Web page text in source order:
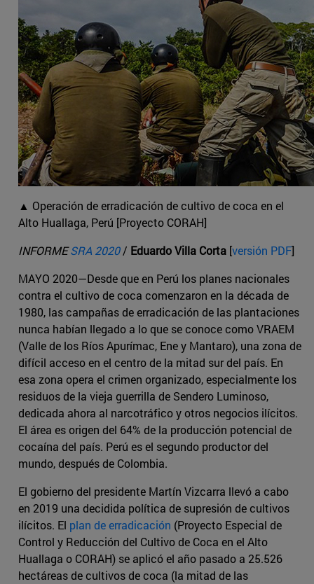
▲ Operación de erradicación de cultivo de coca en el
Alto Huallaga, Perú [Proyecto CORAH]
INFORMESRA 2020/ Eduardo Villa Corta [versión PDF]
MAYO 2020—Desde que en Perú los planes nacionales
contra el cultivo de coca comenzaron en la década de
1980, las campañas de erradicación de las plantaciones
nunca habían llegado a lo que se conoce como VRAEM
(Valle de los Ríos Apurímac, Ene y Mantaro), una zona de
difícil acceso en el centro de la mitad sur del país. En
esa zona opera el crimen organizado, especialmente los
residuos de la vieja guerrilla de Sendero Luminoso,
dedicada ahora al narcotráfico y otros negocios ilícitos.
El área es origen del 64% de la producción potencial de
cocaína del país. Perú es el segundo productor del
mundo, después de Colombia.
El gobierno del presidente Martín Vizcarra llevó a cabo
en 2019 una decidida política de supresión de cultivos
ilícitos. El plan de erradicación (Proyecto Especial de
Control y Reducción del Cultivo de Coca en el Alto
Huallaga o CORAH) se aplicó el año pasado a 25.526
hectáreas de cultivos de coca (la mitad de las